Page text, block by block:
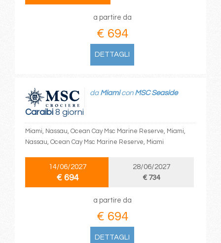
a partire da
€ 694
DETTAGLI
Caraibi8 giorni
da Miamicon MSC Seaside
Miami, Nassau, Ocean Cay Msc Marine Reserve, Miami,
Nassau, Ocean Cay Msc Marine Reserve, Miami
14/06/2027
€ 694
28/06/2027
€ 734
a partire da
€ 694
DETTAGLI